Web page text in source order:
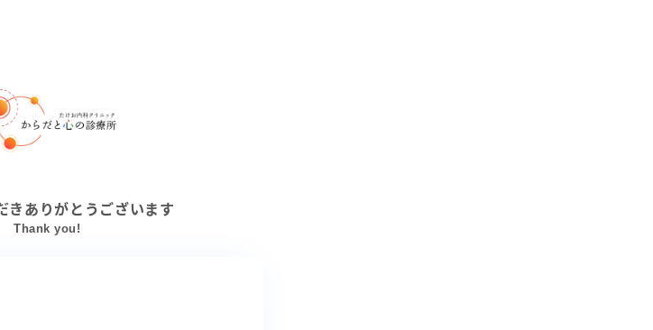
きありがとうございます
Thank you!